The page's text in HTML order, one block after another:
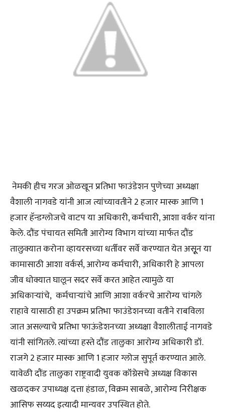
नेमकी हीच गरज ओळखून प्रतिभा फाउंडेशन पुणेच्या अध्यक्षा
वैशाली नागवडे यांनी आज त्यांच्यावतीने 2 हजार मास्क आणि 1
हजार हॅन्डग्लोजचे वाटप या अधिकारी, कर्मचारी, आशा वर्कर यांना
केले. दौंड पंचायत समिती आरोग्य विभाग यांच्या मार्फत दौंड
तालुक्यात करोना व्हायरसच्या धर्तीवर सर्वे करण्यात येत असूूून या
कामासाठी आशा वर्कर्स, आरोग्य कर्मचारी, अधिकारी हे आपला
जीव धोक्यात घालून सदर सर्वे करत आहेत त्यामुळे या
अधिकाऱ्यांचे, कर्मचाऱ्यांचे आणि आशा वर्करचे आरोग्य चांगले
राहावे यासाठी हा उपक्रम प्रतिभा फाउंडेशनच्या वतीने राबविला
जात असल्याचे प्रतिभा फाऊंडेशनच्या अध्यक्षा वैशालीताई नागवडे
यांनी सांगितले. त्यांच्या हस्ते दौंड तालुका आरोग्य अधिकारी डॉ.
राजगे 2 हजार मास्क आणि 1 हजार ग्लोज सुपूर्त करण्यात आले.
यावेळी दौंड तालुका राष्ट्रवादी युवक कॉंग्रेसचे अध्यक्ष विकास
खळदकर उपाध्यक्ष दत्ता हंडाळ, विक्रम साबळे, आरोग्य निरीक्षक
आसिफ सय्यद इत्यादी मान्यवर उपस्थित होते.